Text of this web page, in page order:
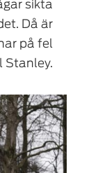
sikta
Då är
på fel
Stanley.